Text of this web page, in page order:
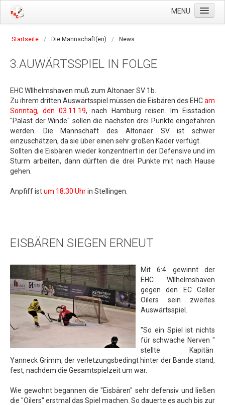
MENU
Geschichte
Satzung
Beitragsordnung
Anträge
Vorstand
Die Mannschaft(en)
Der Kader
News
Die Hallen
Impressum
Datenschutz
Galerie
Startseite / Die Mannschaft(en) / News
3.AUWÄRTSSPIEL IN FOLGE
EHC WIlhelmshaven muß zum Altonaer SV 1b.
Zu ihrem dritten Auswärtsspiel müssen die Eisbären des EHCam
Sonntag, den 03.11.19, nach Hamburg reisen. Im Eisstadion
"Palast der Winde" sollen die nächsten drei Punkte eingefahren
werden. Die Mannschaft des Altonaer SV ist schwer
einzuschätzen, da sie über einen sehr großen Kader verfügt.
Sollten die Eisbären wieder konzentriert in der Defensive und im
Sturm arbeiten, dann dürften die drei Punkte mit nach Hause
gehen.
Anpfiff istum 18:30 Uhrin Stellingen.
EISBÄREN SIEGEN ERNEUT
Mit 6:4 gewinnt der
EHC WIlhelmshaven
gegen den EC Celler
Oilers sein zweites
Auswärtsspiel.
"So ein Spiel ist nichts
für schwache Nerven "
stellte Kapitän
Yanneck Grimm, der verletzungsbedingt hinter der Bande stand,
fest, nachdem die Gesamtspielzeit um war.
Wie gewohnt begannen die "Eisbären" sehr defensiv und ließen
die "Oilers" erstmal das Spiel machen. So dauerte es auch bis zur